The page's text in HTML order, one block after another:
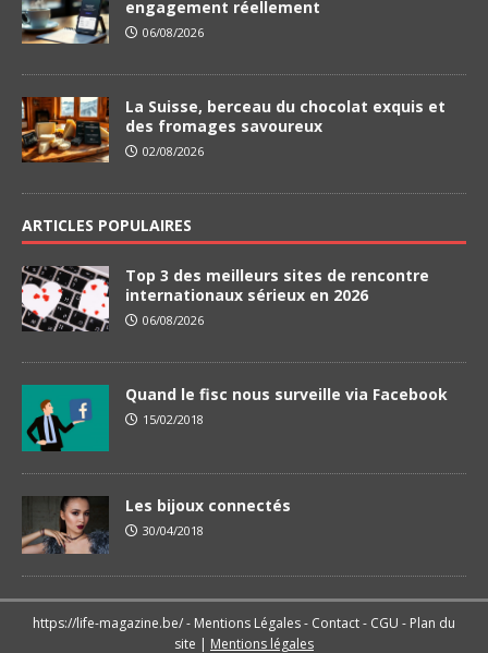
engagement réellement
06/08/2026
La Suisse, berceau du chocolat exquis et
des fromages savoureux
02/08/2026
ARTICLES POPULAIRES
Top 3 des meilleurs sites de rencontre
internationaux sérieux en 2026
06/08/2026
Quand le fisc nous surveille via Facebook
15/02/2018
Les bijoux connectés
30/04/2018
https://life-magazine.be/ - Mentions Légales- Contact- CGU - Plan du
site | Mentions légales